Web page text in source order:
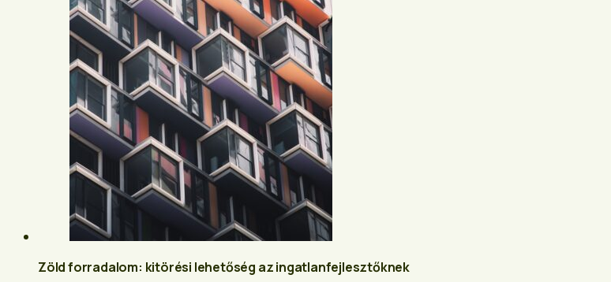
Zöld forradalom: kitörési lehetőség az ingatlanfejlesztőknek